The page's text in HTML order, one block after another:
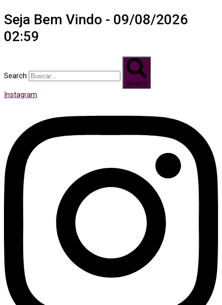
Seja Bem Vindo - 09/08/2026
02:59
Search
Search
Instagram